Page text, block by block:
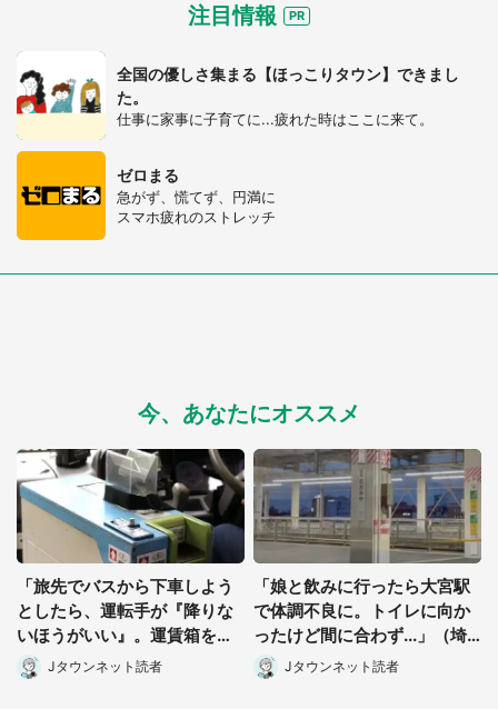
注目情報
全国の優しさ集まる【ほっこりタウン】できまし
た。
仕事に家事に子育てに...疲れた時はここに来て。
ゼロまる
急がず、慌てず、円満に
スマホ疲れのストレッチ
今、あなたにオススメ
「旅先でバスから下車しよう
としたら、運転手が『降りな
いほうがいい』。運賃箱を塞
いでまで止めてきて...」（神
奈川県・60代男性）
Jタウンネット読者
「娘と飲みに行ったら大宮駅
で体調不良に。トイレに向か
ったけど間に合わず...」（埼
玉県・40代女性）
Jタウンネット読者